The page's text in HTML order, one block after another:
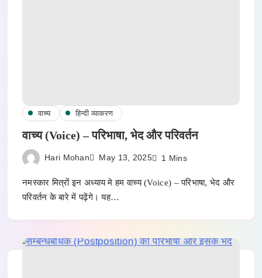
वाच्य हिन्दी व्याकरण
वाच्य (Voice) – परिभाषा, भेद और परिवर्तन
Hari Mohan May 13, 2025 1 Mins
नमस्कार मित्रों इन अध्याय मे हम वाच्य (Voice) – परिभाषा, भेद और
परिवर्तन के बारे में पढ़ेंगे। यह…